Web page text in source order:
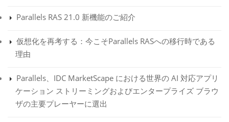
Parallels RAS 21.0 新機能のご紹介
仮想化を再考する：今こそParallels RASへの移行時である
理由
Parallels、IDC MarketScape における世界の AI 対応アプリ
ケーション ストリーミングおよびエンタープライズ ブラウ
ザの主要プレーヤーに選出